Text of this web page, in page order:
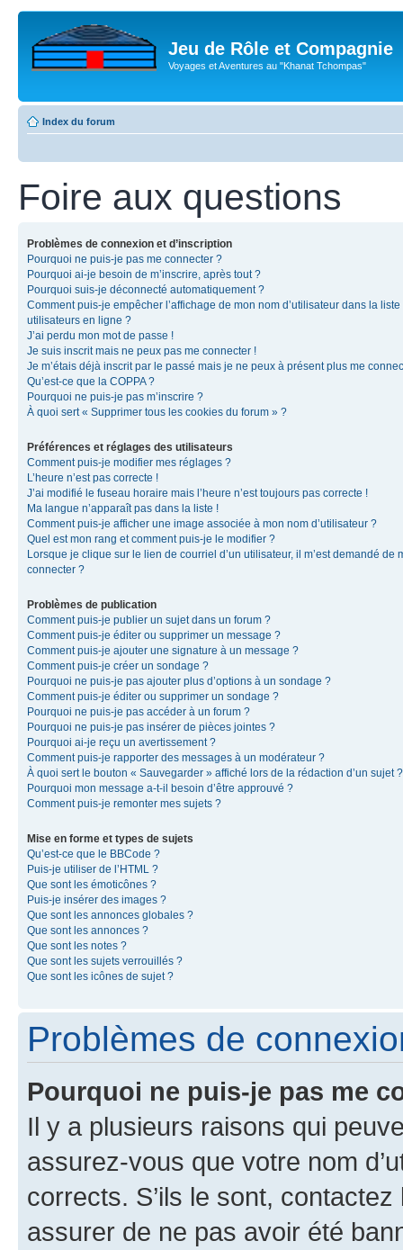
Jeu de Rôle et Compagnie
Voyages et Aventures au "Khanat Tchompas"
Index du forum
Foire aux questions
Problèmes de connexion et d’inscription
Pourquoi ne puis-je pas me connecter ?
Pourquoi ai-je besoin de m’inscrire, après tout ?
Pourquoi suis-je déconnecté automatiquement ?
Comment puis-je empêcher l’affichage de mon nom d’utilisateur dans la liste
utilisateurs en ligne ?
J’ai perdu mon mot de passe !
Je suis inscrit mais ne peux pas me connecter !
Je m’étais déjà inscrit par le passé mais je ne peux à présent plus me
Qu’est-ce que la COPPA ?
Pourquoi ne puis-je pas m’inscrire ?
À quoi sert « Supprimer tous les cookies du forum » ?
Préférences et réglages des utilisateurs
Comment puis-je modifier mes réglages ?
L’heure n’est pas correcte !
J’ai modifié le fuseau horaire mais l’heure n’est toujours pas correcte !
Ma langue n’apparaît pas dans la liste !
Comment puis-je afficher une image associée à mon nom d’utilisateur ?
Quel est mon rang et comment puis-je le modifier ?
Lorsque je clique sur le lien de courriel d’un utilisateur, il m’est demandé de
connecter ?
Problèmes de publication
Comment puis-je publier un sujet dans un forum ?
Comment puis-je éditer ou supprimer un message ?
Comment puis-je ajouter une signature à un message ?
Comment puis-je créer un sondage ?
Pourquoi ne puis-je pas ajouter plus d’options à un sondage ?
Comment puis-je éditer ou supprimer un sondage ?
Pourquoi ne puis-je pas accéder à un forum ?
Pourquoi ne puis-je pas insérer de pièces jointes ?
Pourquoi ai-je reçu un avertissement ?
Comment puis-je rapporter des messages à un modérateur ?
À quoi sert le bouton « Sauvegarder » affiché lors de la rédaction d’un sujet ?
Pourquoi mon message a-t-il besoin d’être approuvé ?
Comment puis-je remonter mes sujets ?
Mise en forme et types de sujets
Qu’est-ce que le BBCode ?
Puis-je utiliser de l’HTML ?
Que sont les émoticônes ?
Puis-je insérer des images ?
Que sont les annonces globales ?
Que sont les annonces ?
Que sont les notes ?
Que sont les sujets verrouillés ?
Que sont les icônes de sujet ?
Problèmes de
Pourquoi ne puis-je pas me
Il y a plusieurs raisons qui
assurez-vous que votre nom
corrects. S’ils le sont,
assurer de ne pas avoir été